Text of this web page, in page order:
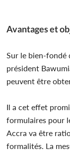
Avantages et
Sur le bien-fondé
président
peuvent être
Il a cet effet
formulaires pour
Accra va être
formalités. La